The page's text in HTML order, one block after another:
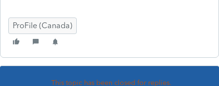
ProFile (Canada)
This topic has been closed for replies.